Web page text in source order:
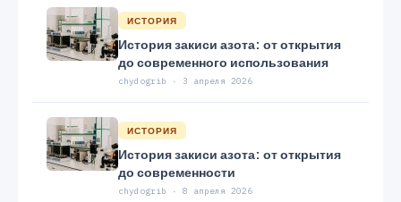
ИСТОРИЯ
История закиси азота: от открытия
до современного использования
chydogrib · 3 апреля 2026
ИСТОРИЯ
История закиси азота: от открытия
до современности
chydogrib · 8 апреля 2026